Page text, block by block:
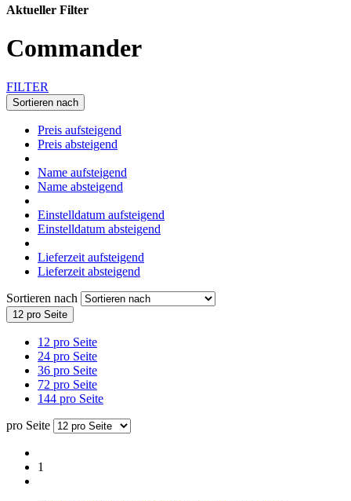
Aktueller Filter
Commander
FILTER
Sortieren nach
Preis aufsteigend
Preis absteigend
Name aufsteigend
Name absteigend
Einstelldatum aufsteigend
Einstelldatum absteigend
Lieferzeit aufsteigend
Lieferzeit absteigend
Sortieren nach
12 pro Seite
12 pro Seite
24 pro Seite
36 pro Seite
72 pro Seite
144 pro Seite
pro Seite
1